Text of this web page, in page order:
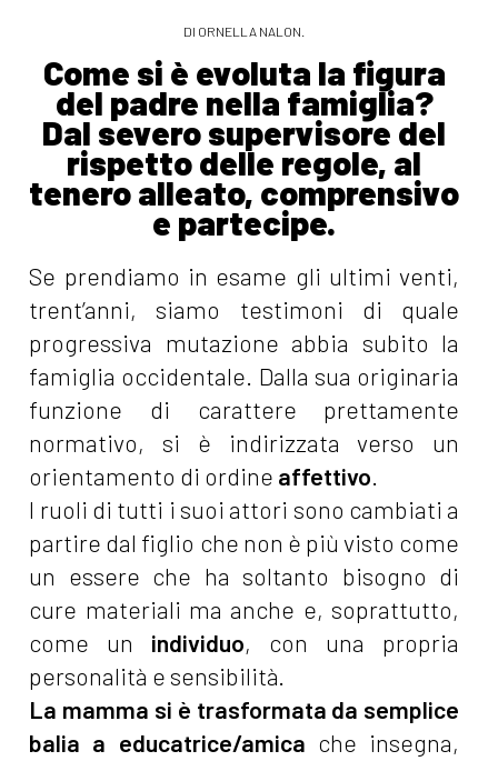
DI ORNELLA NALON.
Come si è evoluta la figura
del padre nella famiglia?
Dal severo supervisore del
rispetto delle regole, al
tenero alleato, comprensivo
e partecipe.
Se prendiamo in esame gli ultimi venti,
trent’anni, siamo testimoni di quale
progressiva mutazione abbia subito la
famiglia occidentale. Dalla sua originaria
funzione di carattere prettamente
normativo, si è indirizzata verso un
orientamento di ordine affettivo.
I ruoli di tutti i suoi attori sono cambiati a
partire dal figlio che non è più visto come
un essere che ha soltanto bisogno di
cure materiali ma anche e, soprattutto,
come un individuo, con una propria
personalità e sensibilità.
La mamma si è trasformata da semplice
balia a educatrice/amica che insegna,